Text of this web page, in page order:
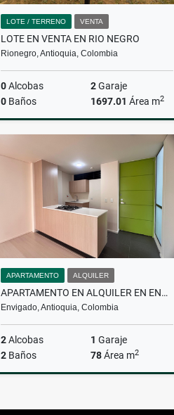
LOTE / TERRENO VENTA
LOTE EN VENTA EN RIO NEGRO
Rionegro, Antioquia, Colombia
0Alcobas 2Garaje
0 Baños 1697.01 Área m2
Venta
APARTAMENTO ALQUILER
APARTAMENTO EN ALQUILER EN ENVIGADO
Envigado, Antioquia, Colombia
2Alcobas 1 Garaje
2 Baños 78Área m2
$4.000.000